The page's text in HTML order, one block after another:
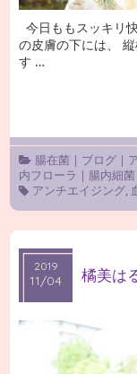
今日ももスッキリ
の皮膚の下には、
す …
腸在菌| ブログ|
内フローラ | 腸内細菌
アンチエイジング,
2019
11/04
2019
11/04 橘美は